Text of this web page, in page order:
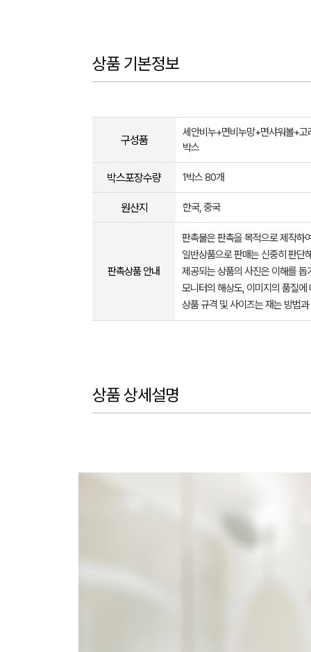
상품 기본정보
구성품
세안비누+면비누망+면샤워볼+고
박스
박스포장수량 1박스 80개
원산지 한국, 중국
판촉상품 안내
판촉물은 판촉을 목적으로 제작하
일반상품으로 판매는 신중히 판단
제공되는 상품의 사진은 이해를
모니터의 해상도, 이미지의 품질
상품 규격 및 사이즈는 재는 방법
상품 상세설명